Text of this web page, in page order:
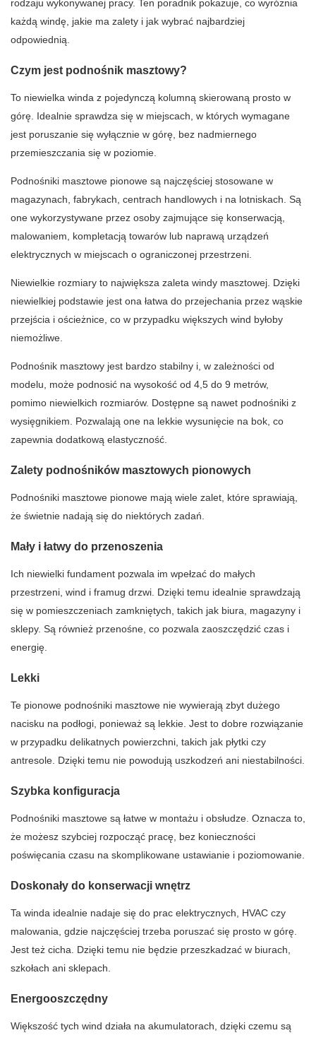
rodzaju wykonywanej pracy. Ten poradnik pokazuje, co wyróżnia
każdą windę, jakie ma zalety i jak wybrać najbardziej
odpowiednią.
Czym jest podnośnik masztowy?
To niewielka winda z pojedynczą kolumną skierowaną prosto w
górę. Idealnie sprawdza się w miejscach, w których wymagane
jest poruszanie się wyłącznie w górę, bez nadmiernego
przemieszczania się w poziomie.
Podnośniki masztowe pionowe są najczęściej stosowane w
magazynach, fabrykach, centrach handlowych i na lotniskach. Są
one wykorzystywane przez osoby zajmujące się konserwacją,
malowaniem, kompletacją towarów lub naprawą urządzeń
elektrycznych w miejscach o ograniczonej przestrzeni.
Niewielkie rozmiary to największa zaleta windy masztowej. Dzięki
niewielkiej podstawie jest ona łatwa do przejechania przez wąskie
przejścia i ościeżnice, co w przypadku większych wind byłoby
niemożliwe.
Podnośnik masztowy jest bardzo stabilny i, w zależności od
modelu, może podnosić na wysokość od 4,5 do 9 metrów,
pomimo niewielkich rozmiarów. Dostępne są nawet podnośniki z
wysięgnikiem. Pozwalają one na lekkie wysunięcie na bok, co
zapewnia dodatkową elastyczność.
Zalety podnośników masztowych pionowych
Podnośniki masztowe pionowe mają wiele zalet, które sprawiają,
że świetnie nadają się do niektórych zadań.
Mały i łatwy do przenoszenia
Ich niewielki fundament pozwala im wpełzać do małych
przestrzeni, wind i framug drzwi. Dzięki temu idealnie sprawdzają
się w pomieszczeniach zamkniętych, takich jak biura, magazyny i
sklepy. Są również przenośne, co pozwala zaoszczędzić czas i
energię.
Lekki
Te pionowe podnośniki masztowe nie wywierają zbyt dużego
nacisku na podłogi, ponieważ są lekkie. Jest to dobre rozwiązanie
w przypadku delikatnych powierzchni, takich jak płytki czy
antresole. Dzięki temu nie powodują uszkodzeń ani niestabilności.
Szybka konfiguracja
Podnośniki masztowe są łatwe w montażu i obsłudze. Oznacza to,
że możesz szybciej rozpocząć pracę, bez konieczności
poświęcania czasu na skomplikowane ustawianie i poziomowanie.
Doskonały do ​​konserwacji wnętrz
Ta winda idealnie nadaje się do prac elektrycznych, HVAC czy
malowania, gdzie najczęściej trzeba poruszać się prosto w górę.
Jest też cicha. Dzięki temu nie będzie przeszkadzać w biurach,
szkołach ani sklepach.
Energooszczędny
Większość tych wind działa na akumulatorach, dzięki czemu są